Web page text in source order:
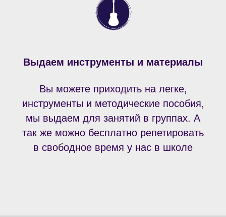
Выдаем инструменты и материалы
Вы можете приходить на легке,
инструменты и методические пособия,
мы выдаем для занятий в группах. А
так же можно бесплатно репетировать
в свободное время у нас в школе